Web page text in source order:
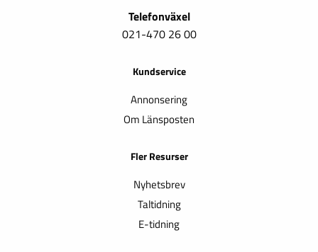
Telefonväxel
021-470 26 00
Kundservice
Annonsering
Om Länsposten
Fler Resurser
Nyhetsbrev
Taltidning
E-tidning